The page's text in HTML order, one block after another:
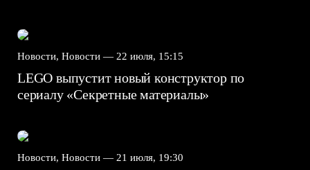
Новости, Новости — 22 июля, 15:15
LEGO выпустит новый конструктор по
сериалу «Секретные материалы»
Новости, Новости — 21 июля, 19:30